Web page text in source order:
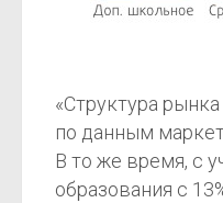
«Структура
по данным
В то же время, с
образования с